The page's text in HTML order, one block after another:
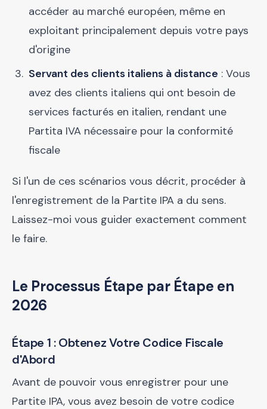
accéder au marché européen, même en
exploitant principalement depuis votre pays
d'origine
Servant des clients italiens à distance : Vous
avez des clients italiens qui ont besoin de
services facturés en italien, rendant une
Partita IVA nécessaire pour la conformité
fiscale
Si l'un de ces scénarios vous décrit, procéder à
l'enregistrement de la Partite IPA a du sens.
Laissez-moi vous guider exactement comment
le faire.
Le Processus Étape par Étape en
2026
Étape 1 : Obtenez Votre Codice Fiscale
d'Abord
Avant de pouvoir vous enregistrer pour une
Partite IPA, vous avez besoin de votre codice